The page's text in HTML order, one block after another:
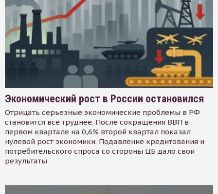
Экономический рост в России остановился
Отрицать серьезные экономические проблемы в РФ
становится все труднее. После сокращения ВВП в
первом квартале на 0,6% второй квартал показал
нулевой рост экономики. Подавление кредитования и
потребительского спроса со стороны ЦБ дало свои
результаты